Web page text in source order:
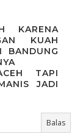
KARENA
KUAH
BANDUNG
TAPI
JADI
Balas